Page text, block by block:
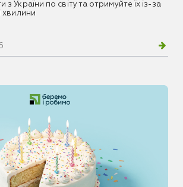
з України по світу та отримуйте їх із-за
хвилини